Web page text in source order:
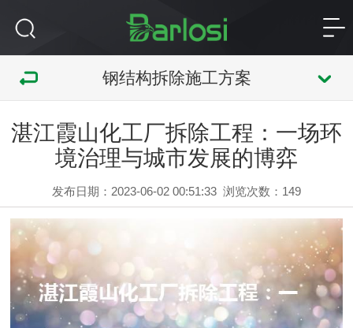
钢结构拆除施工方案
湛江霞山化工厂拆除工程：一场环
境治理与城市发展的博弈
发布日期：2023-06-02 00:51:33 浏览次数： 149